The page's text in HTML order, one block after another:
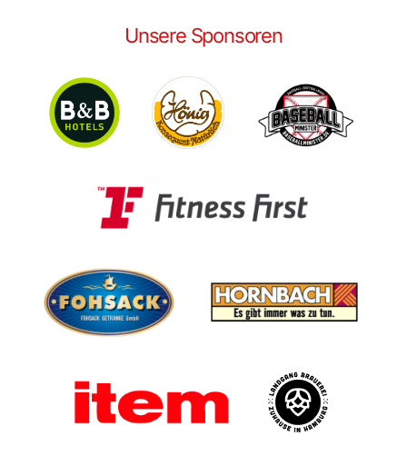
Unsere Sponsoren